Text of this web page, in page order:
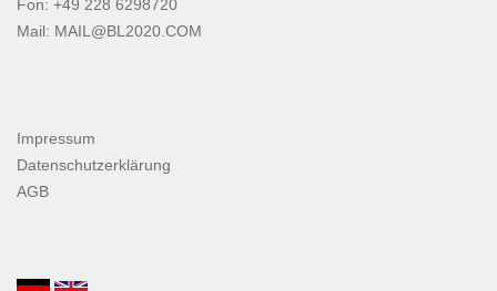
Fon: +49 228 6298720
Mail: MAIL@BL2020.COM
Impressum
Datenschutzerklärung
AGB